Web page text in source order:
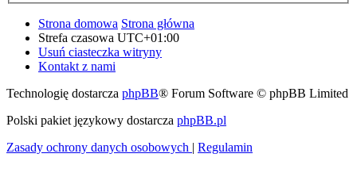
Strona domowa Strona główna
Strefa czasowa UTC+01:00
Usuń ciasteczka witryny
Kontakt z nami
Technologię dostarcza phpBB® Forum Software © phpBB Limited
Polski pakiet językowy dostarcza phpBB.pl
Zasady ochrony danych osobowych
Regulamin